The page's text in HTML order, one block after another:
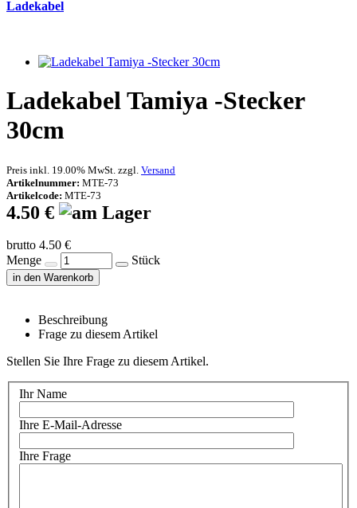
Ladekabel
Ladekabel Tamiya -Stecker
30cm
Preis inkl. 19.00% MwSt. zzgl. Versand
Artikelnummer: MTE-73
Artikelcode: MTE-73
4.50 €
brutto 4.50 €
Menge
Stück
in den Warenkorb
Beschreibung
Frage zu diesem Artikel
Stellen Sie Ihre Frage zu diesem Artikel.
Ihr Name
Ihre E-Mail-Adresse
Ihre Frage